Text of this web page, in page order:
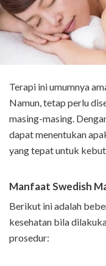
Terapi ini umumnya
Namun, tetap perlu
masing-masing.
dapat menentukan
yang tepat untuk
Manfaat Swedish
Berikut ini adalah
kesehatan bila
prosedur: